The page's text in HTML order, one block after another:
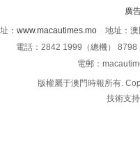
廣
： www.macautimes.mo 地址：澳
電話：2842 1999（總機）
電郵：
版權屬于澳門時報所有.
技術支